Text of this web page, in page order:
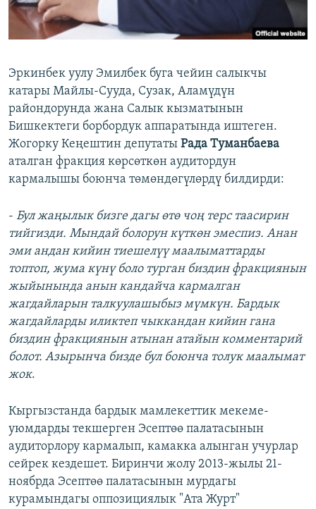
Эркинбек уулу Эмилбек буга чейин салыкчы
катары Майлы-Сууда, Сузак, Аламүдүн
райондорунда жана Салык кызматынын
Бишкектеги борбордук аппаратында иштеген.
Жогорку Кеңештин депутаты Рада Туманбаева
аталган фракция көрсөткөн аудитордун
кармалышы боюнча төмөндөгүлөрдү билдирди:
- Бул жаңылык бизге дагы өтө чоң терс таасирин
тийгизди. Мындай болорун күткөн эмеспиз. Анан
эми андан кийин тиешелүү маалыматтарды
топтоп, жума күнү боло турган биздин фракциянын
жыйынында анын кандайча кармалган
жагдайларын талкуулашыбыз мүмкүн. Бардык
жагдайларды иликтеп чыккандан кийин гана
биздин фракциянын атынан атайын комментарий
болот. Азырынча бизде бул боюнча толук маалымат
жок.
Кыргызстанда бардык мамлекеттик мекеме-
уюмдарды текшерген Эсептөө палатасынын
аудиторлору кармалып, камакка алынган учурлар
сейрек кездешет. Биринчи жолу 2013-жылы 21-
ноябрда Эсептөө палатасынын мурдагы
курамындагы оппозициялык "Ата Журт"